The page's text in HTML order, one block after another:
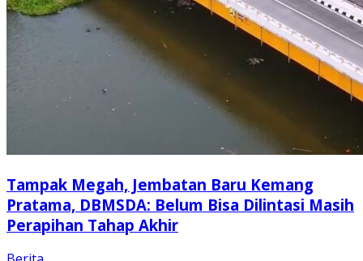
Tampak Megah, Jembatan Baru Kemang
Pratama, DBMSDA: Belum Bisa Dilintasi Masih
Perapihan Tahap Akhir